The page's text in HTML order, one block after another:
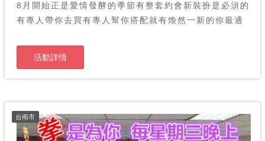
8月開始正是愛情發酵的季節有整套約會新裝扮是必須的
有專人帶你去買有專人幫你搭配就有煥然一新的你最適
活動詳情
台南市